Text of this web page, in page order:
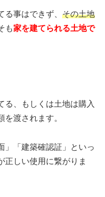
る事はできず、 その土地
も家を建てられる土地で
る、もしくは土地は購入
渡されます。
」「建築確認証」といっ
正しい使用に繋がりま